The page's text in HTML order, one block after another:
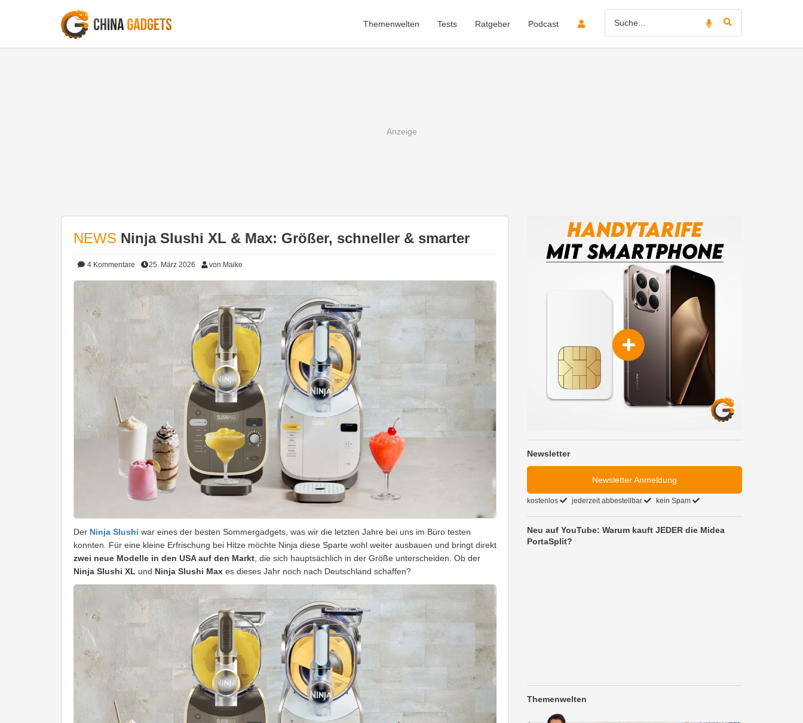
Themenwelten Tests Ratgeber Podcast
NEWS Ninja Slushi XL & Max: Größer, schneller & smarter
4 Kommentare 25. März 2026 von Maike
Der Ninja Slushi war eines der besten Sommergadgets, was wir die letzten Jahre bei uns im Büro testen
konnten. Für eine kleine Erfrischung bei Hitze möchte Ninja diese Sparte wohl weiter ausbauen und bringt direkt
zwei neue Modelle in den USA auf den Markt , die sich hauptsächlich in der Größe unterscheiden. Ob der
Ninja Slushi XL und Ninja Slushi Max es dieses Jahr noch nach Deutschland schaffen?
Newsletter
Newsletter Anmeldung
kostenlos jederzeit abbestellbar kein Spam
Neu auf YouTube: Warum kauft JEDER die Midea
PortaSplit?
Themenwelten